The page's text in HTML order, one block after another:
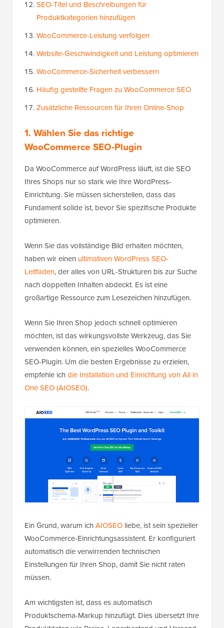
SEO-Titel und Beschreibungen für
Produktkategorien hinzufügen
WooCommerce-Leistung verfolgen
Website-Geschwindigkeit und Leistung optimieren
WooCommerce-Sicherheit verbessern
Häufig gestellte Fragen zu WooCommerce SEO
Zusätzliche Ressourcen für Ihren Online-Shop
1. Wählen Sie das richtige
WooCommerce SEO-Plugin
Da WooCommerce auf WordPress läuft, ist die SEO
Ihres Shops nur so stark wie Ihre WordPress-
Einrichtung. Sie müssen sicherstellen, dass das
Fundament solide ist, bevor Sie spezifische Produkte
optimieren.
Wenn Sie das vollständige Bild erhalten möchten,
haben wir einen ultimativen WordPress SEO-
Leitfaden, der alles von URL-Strukturen bis zur Suche
nach doppelten Inhalten abdeckt. Es ist eine
großartige Ressource zum Lesezeichen hinzufügen.
Wenn Sie Ihren Shop jedoch schnell optimieren
möchten, ist das wirkungsvollste Werkzeug, das Sie
verwenden können, ein spezielles WooCommerce
SEO-Plugin. Um die besten Ergebnisse zu erzielen,
empfehle ichdie Installation und Einrichtung von All in
One SEO (AIOSEO).
Ein Grund, warum ichAIOSEO liebe, ist sein spezieller
WooCommerce-Einrichtungsassistent. Er konfiguriert
automatisch die verwirrenden technischen
Einstellungen für Ihren Shop, damit Sie nicht raten
müssen.
Am wichtigsten ist, dass es automatisch
Produktschema-Markup hinzufügt. Dies übersetzt Ihre